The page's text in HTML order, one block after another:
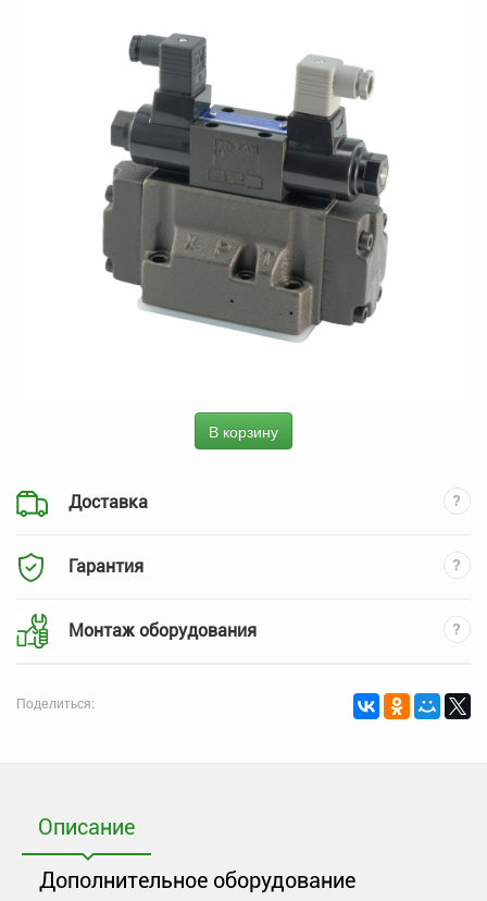
В корзину
Доставка
Гарантия
Монтаж оборудования
Поделиться:
Описание
Дополнительное оборудование